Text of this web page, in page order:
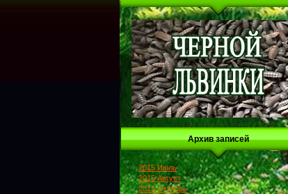
Архив записей
2015 Июль
2015 Август
2015 Октябрь